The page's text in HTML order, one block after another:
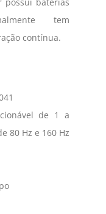
possuí baterias
tem
contínua.
de 1 a
80 Hz e 160 Hz